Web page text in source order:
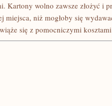
Kartony wolno zawsze złożyć i
miejsca, niż mogłoby się
się z pomocniczymi